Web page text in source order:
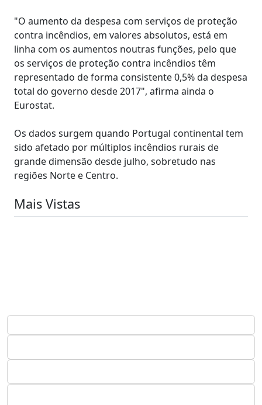
"O aumento da despesa com serviços de proteção
contra incêndios, em valores absolutos, está em
linha com os aumentos noutras funções, pelo que
os serviços de proteção contra incêndios têm
representado de forma consistente 0,5% da despesa
total do governo desde 2017", afirma ainda o
Eurostat.
Os dados surgem quando Portugal continental tem
sido afetado por múltiplos incêndios rurais de
grande dimensão desde julho, sobretudo nas
regiões Norte e Centro.
Mais Vistas